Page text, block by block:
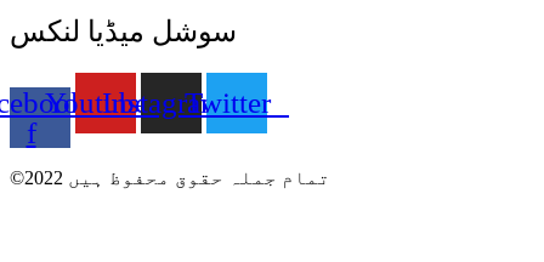
سوشل میڈیا لنکس
f
YoutubeInstagramTwitter
©2022 تمام جملہ حقوق محفوظ ہیں